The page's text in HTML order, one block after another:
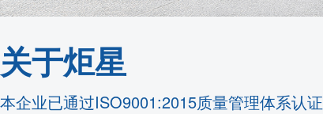
高温窑具
电炉配件
关于炬星
本企业已通过ISO9001:2015质量管理体系认证